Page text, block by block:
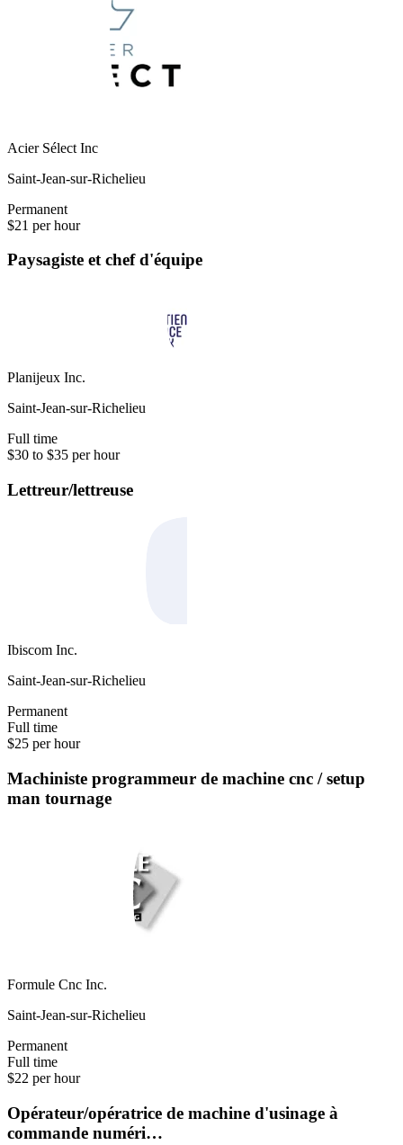
Acier Sélect Inc
Saint-Jean-sur-Richelieu
Permanent
$21 per hour
Paysagiste et chef d'équipe
Planijeux Inc.
Saint-Jean-sur-Richelieu
Full time
$30 to $35 per hour
Lettreur/lettreuse
Ibiscom Inc.
Saint-Jean-sur-Richelieu
Permanent
Full time
$25 per hour
Machiniste programmeur de machine cnc / setup
man tournage
Formule Cnc Inc.
Saint-Jean-sur-Richelieu
Permanent
Full time
$22 per hour
Opérateur/opératrice de machine d'usinage à
commande numéri…